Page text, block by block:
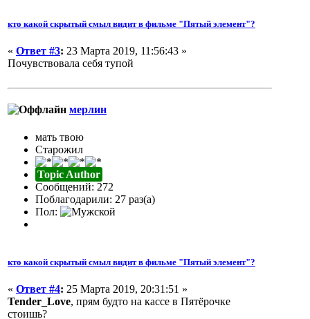
кто какой скрытый смыл видит в фильме "Пятый элемент"?
« Ответ #3: 23 Марта 2019, 11:56:43 »
Почувствовала себя тупой
мерлин
мать твою
Старожил
Topic Author
Сообщений: 272
Поблагодарили: 27 раз(а)
Пол:
кто какой скрытый смыл видит в фильме "Пятый элемент"?
« Ответ #4: 25 Марта 2019, 20:31:51 »
Tender_Love, прям будто на кассе в Пятёрочке
стоишь?